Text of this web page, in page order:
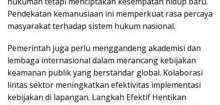
Pendekatan kemanusiaan ini memperkuat rasa percaya
masyarakat terhadap sistem hukum nasional.
Pemerintah juga perlu menggandeng akademisi dan
lembaga internasional dalam merancang kebijakan
keamanan publik yang berstandar global. Kolaborasi
lintas sektor meningkatkan efektivitas implementasi
kebijakan di lapangan. Langkah Efektif Hentikan